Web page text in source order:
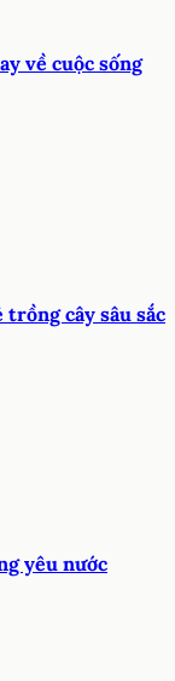
về cuộc sống
cây sâu sắc
yêu nước